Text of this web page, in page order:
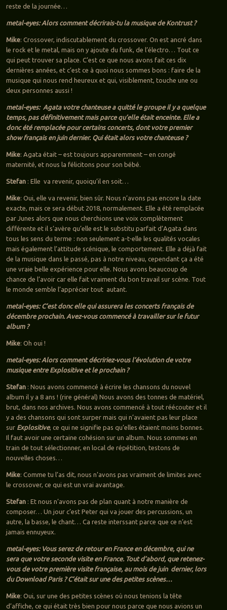
reste de la journée…
metal-eyes: Alors comment décrirais-tu la musique de Kontrust ?
Mike: Crossover, indiscutablement du crossover. On est ancré dans
le rock et le metal, mais on y ajoute du funk, de l’électro… Tout ce
qui peut trouver sa place. C’est ce que nous avons fait ces dix
dernières années, et c’est ce à quoi nous sommes bons : faire de la
musique qui nous rend heureux et qui, visiblement, touche une ou
deux personnes aussi !
metal-eyes: Agata votre chanteuse a quitté le groupe il y a quelque
temps, pas définitivement mais parce qu’elle était enceinte. Elle a
donc été remplacée pour certains concerts, dont votre premier
show français en juin dernier. Qui était alors votre chanteuse ?
Mike: Agata était – est toujours apparemment – en congé
maternité, et nous la félicitons pour son bébé.
Stefan : Elle va revenir, quoiqu’il en soit…
Mike: Oui, elle va revenir, bien sûr. Nous n’avons pas encore la date
exacte, mais ce sera début 2018, normalement. Elle a été remplacée
par Junes alors que nous cherchions une voix complètement
différente et il s’avère qu’elle est le substitu parfait d’Agata dans
tous les sens du terme : non seulement a-t-elle les qualités vocales
mais également l’attitude scénique, le comportement. Elle a déjà fait
de la musique dans le passé, pas à notre niveau, cependant ça a été
une vraie belle expérience pour elle. Nous avons beaucoup de
chance de l’avoir car elle fait vraiment du bon travail sur scène. Tout
le monde semble l’apprécier tout autant.
metal-eyes: C’est donc elle qui assurera les concerts français de
décembre prochain. Avez-vous commencé à travailler sur le futur
album ?
Mike: Oh oui !
metal-eyes: Alors comment décririez-vous l’évolution de votre
musique entre Explositive et le prochain ?
Stefan : Nous avons commencé à écrire les chansons du nouvel
album il y a 8 ans ! (rire général) Nous avons des tonnes de matériel,
brut, dans nos archives. Nous avons commencé à tout réécouter et il
y a des chansons qui sont surper mais qui n’avaient pas leur place
sur Explositive, ce qui ne signifie pas qu’elles étaient moins bonnes.
Il faut avoir une certaine cohésion sur un album. Nous sommes en
train de tout sélectionner, en local de répétition, testons de
nouvelles choses…
Mike: Comme tu l’as dit, nous n’avons pas vraiment de limites avec
le crossover, ce qui est un vrai avantage.
Stefan : Et nous n’avons pas de plan quant à notre manière de
composer… Un jour c’est Peter qui va jouer des percussions, un
autre, la basse, le chant… Ca reste interssant parce que ce n’est
jamais ennuyeux.
metal-eyes: Vous serez de retour en France en décembre, qui ne
sera que votre seconde visite en France. Tout d’abord, que retenez-
vous de votre première visite française, au mois de juin dernier, lors
du Download Paris ? C’était sur une des petites scènes…
Mike: Oui, sur une des petites scènes où nous tenions la tête
d’affiche, ce qui était très bien pour nous parce que nous avions un